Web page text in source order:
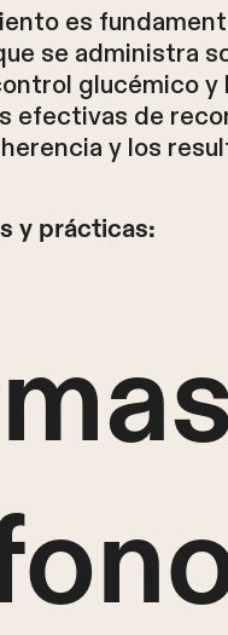
es
se administra
glucémico
efectivas de
y los
y prácticas: